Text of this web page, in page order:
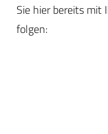
Sie hier bereits mit
folgen: